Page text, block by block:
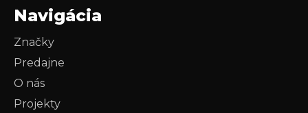
Navigácia
Značky
Predajne
O nás
Projekty